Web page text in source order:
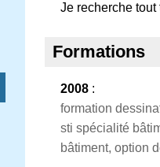
Je recherche
Formations
2008 :
formation
sti spécialité
bâtiment, option